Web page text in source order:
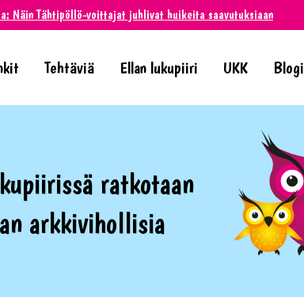
Näin Tähtipöllö-voittajat juhlivat huikeita saavutuksiaan
Tehtäviä Ellan lukupiiri UKK Blogi
ratkotaan
arkkivihollisia